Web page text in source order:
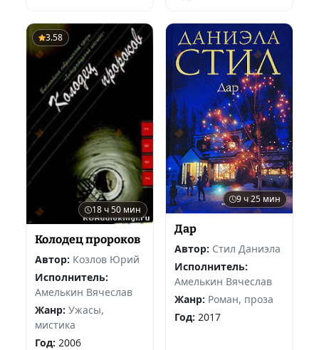
3.58
18 ч 50 мин
Колодец пророков
Автор: Козлов Юрий
Исполнитель:
Амелькин Вячеслав
Жанр: Ужасы,
мистика
Год: 2006
9 ч 25 мин
Дар
Автор: Стил Даниэла
Исполнитель:
Амелькин Вячеслав
Жанр: Роман, проза
Год: 2017